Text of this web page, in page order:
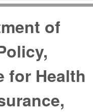
of
for Health